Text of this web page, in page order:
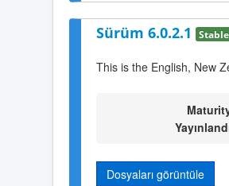
Sürüm 6.0.2.1 Stable
This is the English, New
Dosyaları görüntüle